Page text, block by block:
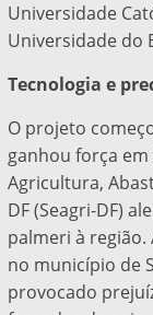
Universidade
Universidade do
Tecnologia e
O projeto
ganhou força em
Agricultura,
DF (Seagri-DF)
palmeri à
no município de
provocado